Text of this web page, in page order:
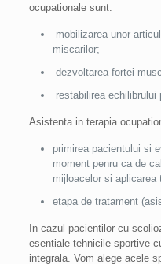
ocupationale sunt:
mobilizarea unor
miscarilor;
dezvoltarea fortei
restabilirea echilibrului
Asistenta in terapia
primirea pacientului si
moment penru ca de
mijloacelor si aplicarea
etapa de tratament
In cazul pacientilor cu
esentiale tehnicile sportive
integrala. Vom alege acele